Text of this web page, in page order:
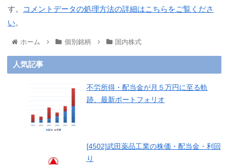
す。
コメントデータの処理方法の詳細はこちらをご覧くださ
い。
ホーム 個別銘柄 国内株式
人気記事
不労所得・配当金が月５万円に至る軌
跡、最新ポートフォリオ
[4502]武田薬品工業の株価・配当金・利回
り